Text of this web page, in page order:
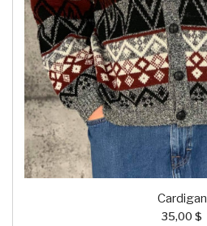
Cardigan
35,00 $